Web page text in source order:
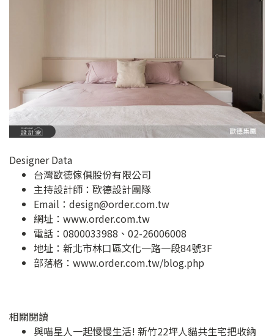
Designer Data
台灣歐德傢俱股份有限公司
主持設計師：歐德設計團隊
Email： design@order.com.tw
網址： www.order.com.tw
電話：0800033988、02-26006008
地址： 新北市林口區文化一路一段84號3F
部落格： www.order.com.tw/blog.php
相關閱讀
與喵星人一起慢慢生活! 新竹22坪人貓共生宅把收納